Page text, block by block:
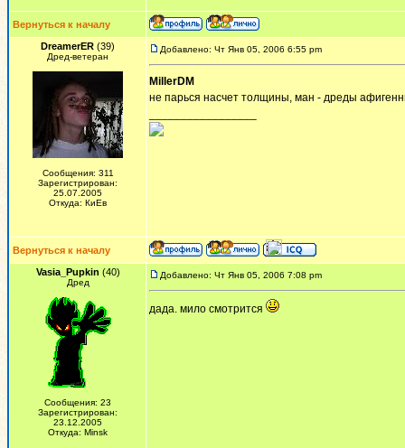
Вернуться к началу
DreamerER (39)
Дред-ветеран
Сообщения: 311
Зарегистрирован:
25.07.2005
Откуда: КиЕв
Добавлено: Чт Янв 05, 2006 6:55 pm
MillerDM
не парься насчет толщины, ман - дреды
Вернуться к началу
Vasia_Pupkin (40)
Дред
Сообщения: 23
Зарегистрирован:
23.12.2005
Откуда: Minsk
Добавлено: Чт Янв 05, 2006 7:08 pm
дада. мило смотрится